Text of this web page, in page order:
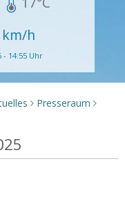
km/h
- 14:55 Uhr
> Presseraum >